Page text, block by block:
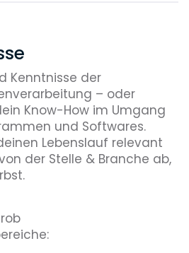
Kenntnisse der
– oder
Know-How im Umgang
und Softwares.
Lebenslauf relevant
der Stelle & Branche ab,